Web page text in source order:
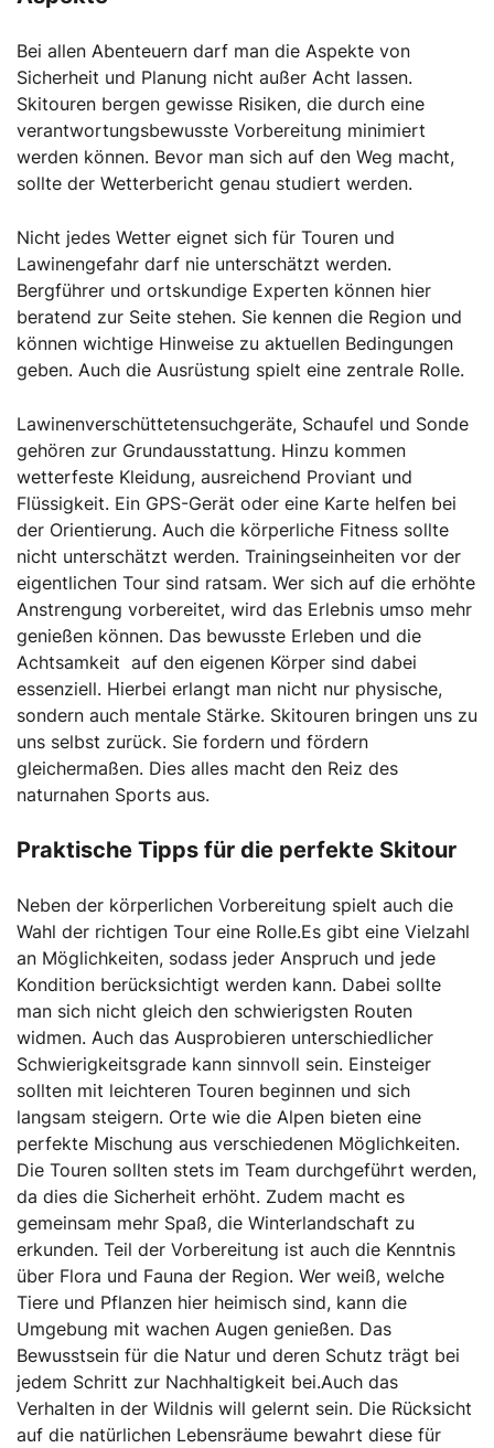
Bei allen Abenteuern darf man die Aspekte von
Sicherheit und Planung nicht außer Acht lassen.
Skitouren bergen gewisse Risiken, die durch eine
verantwortungsbewusste Vorbereitung minimiert
werden können. Bevor man sich auf den Weg macht,
sollte der Wetterbericht genau studiert werden.
Nicht jedes Wetter eignet sich für Touren und
Lawinengefahr darf nie unterschätzt werden.
Bergführer und ortskundige Experten können hier
beratend zur Seite stehen. Sie kennen die Region und
können wichtige Hinweise zu aktuellen Bedingungen
geben. Auch die Ausrüstung spielt eine zentrale Rolle.
Lawinenverschüttetensuchgeräte, Schaufel und Sonde
gehören zur Grundausstattung. Hinzu kommen
wetterfeste Kleidung, ausreichend Proviant und
Flüssigkeit. Ein GPS-Gerät oder eine Karte helfen bei
der Orientierung. Auch die körperliche Fitness sollte
nicht unterschätzt werden. Trainingseinheiten vor der
eigentlichen Tour sind ratsam. Wer sich auf die erhöhte
Anstrengung vorbereitet, wird das Erlebnis umso mehr
genießen können. Das bewusste Erleben und die
Achtsamkeit auf den eigenen Körper sind dabei
essenziell. Hierbei erlangt man nicht nur physische,
sondern auch mentale Stärke. Skitouren bringen uns zu
uns selbst zurück. Sie fordern und fördern
gleichermaßen. Dies alles macht den Reiz des
naturnahen Sports aus.
Praktische Tipps für die perfekte Skitour
Neben der körperlichen Vorbereitung spielt auch die
Wahl der richtigen Tour eine Rolle.Es gibt eine Vielzahl
an Möglichkeiten, sodass jeder Anspruch und jede
Kondition berücksichtigt werden kann. Dabei sollte
man sich nicht gleich den schwierigsten Routen
widmen. Auch das Ausprobieren unterschiedlicher
Schwierigkeitsgrade kann sinnvoll sein. Einsteiger
sollten mit leichteren Touren beginnen und sich
langsam steigern. Orte wie die Alpen bieten eine
perfekte Mischung aus verschiedenen Möglichkeiten.
Die Touren sollten stets im Team durchgeführt werden,
da dies die Sicherheit erhöht. Zudem macht es
gemeinsam mehr Spaß, die Winterlandschaft zu
erkunden. Teil der Vorbereitung ist auch die Kenntnis
über Flora und Fauna der Region. Wer weiß, welche
Tiere und Pflanzen hier heimisch sind, kann die
Umgebung mit wachen Augen genießen. Das
Bewusstsein für die Natur und deren Schutz trägt bei
jedem Schritt zur Nachhaltigkeit bei.Auch das
Verhalten in der Wildnis will gelernt sein. Die Rücksicht
auf die natürlichen Lebensräume bewahrt diese für